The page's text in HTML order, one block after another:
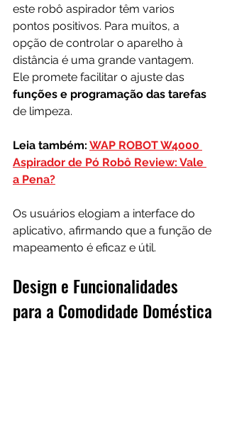
este robô aspirador têm varios
pontos positivos. Para muitos, a
opção de controlar o aparelho à
distância é uma grande vantagem.
Ele promete facilitar o ajuste das
funções e programação das tarefas
de limpeza.
Leia também: WAP ROBOT W4000
Aspirador de Pó Robô Review: Vale
a Pena?
Os usuários elogiam a interface do
aplicativo, afirmando que a função de
mapeamento é eficaz e útil.
Design e Funcionalidades
para a Comodidade Doméstica